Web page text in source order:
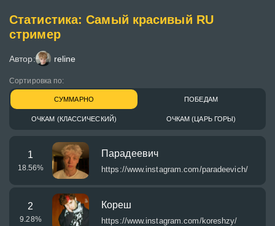
Статистика: Самый красивый RU
стример
Автор: reline
Сортировка по:
СУММАРНО ПОБЕДАМ
ОЧКАМ (КЛАССИЧЕСКИЙ) ОЧКАМ (ЦАРЬ ГОРЫ)
1
18.56%
Парадеевич
https://www.instagram.com/paradeevich/
2
9.28%
Кореш
https://www.instagram.com/koreshzy/